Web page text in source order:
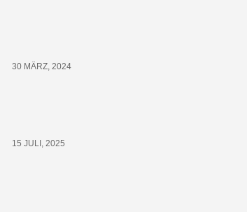
30 MÄRZ, 2024
15 JULI, 2025